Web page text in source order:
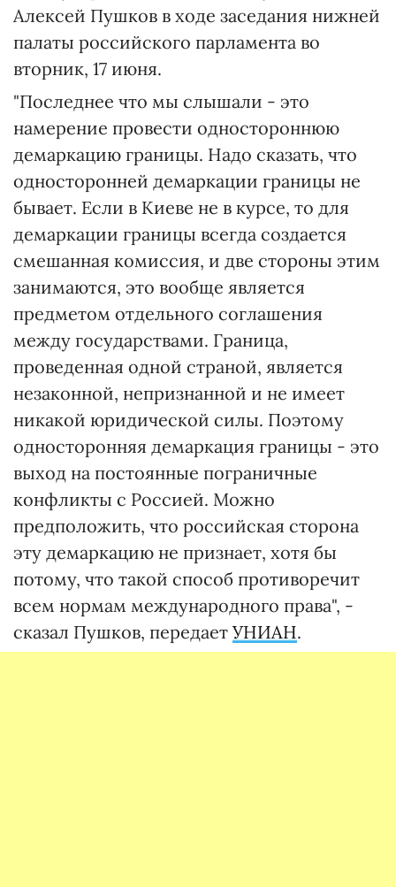
Алексей Пушков в ходе заседания нижней
палаты российского парламента во
вторник, 17 июня.
"Последнее что мы слышали - это
намерение провести одностороннюю
демаркацию границы. Надо сказать, что
односторонней демаркации границы не
бывает. Если в Киеве не в курсе, то для
демаркации границы всегда создается
смешанная комиссия, и две стороны этим
занимаются, это вообще является
предметом отдельного соглашения
между государствами. Граница,
проведенная одной страной, является
незаконной, непризнанной и не имеет
никакой юридической силы. Поэтому
односторонняя демаркация границы - это
выход на постоянные пограничные
конфликты с Россией. Можно
предположить, что российская сторона
эту демаркацию не признает, хотя бы
потому, что такой способ противоречит
всем нормам международного права", -
сказал Пушков, передает УНИАН.